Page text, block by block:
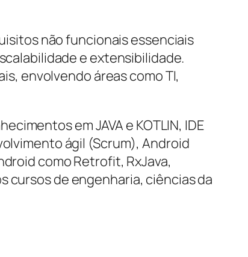
não funcionais essenciais
e extensibilidade.
envolvendo áreas como TI,
em JAVA e KOTLIN, IDE
ágil (Scrum), Android
como Retrofit, RxJava,
cursos de engenharia, ciências da